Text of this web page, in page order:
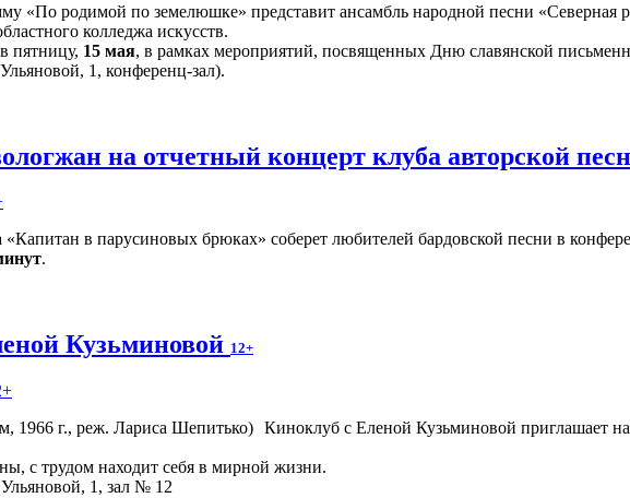
«По родимой по земелюшке» представит ансамбль народной песни «Северная
колледжа искусств.
пятницу, 15 мая, в рамках мероприятий, посвященных Дню славянской
1, конференц-зал).
на отчетный концерт клуба авторской
в парусиновых брюках» соберет любителей бардовской песни в
.
Кузьминовой 12+
Киноклуб с Еленой Кузьминовой приглашает
с трудом находит себя в мирной жизни.
1, зал № 12